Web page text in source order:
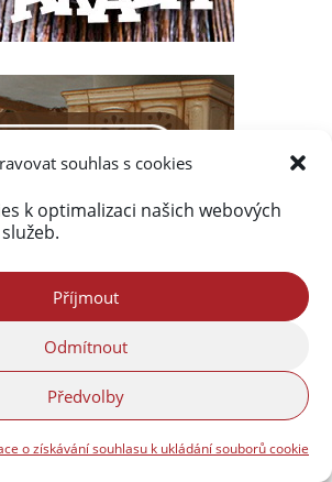
souhlas s cookies
k optimalizaci našich webových
Příjmout
Odmítnout
Předvolby
o získávání souhlasu k ukládání souborů cookie